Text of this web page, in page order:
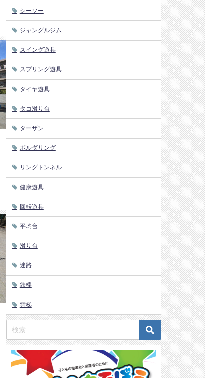
シーソー
ジャングルジム
スイング遊具
スプリング遊具
タイヤ遊具
タコ滑り台
ターザン
ボルダリング
リングトンネル
健康遊具
回転遊具
平均台
滑り台
迷路
鉄棒
雲梯